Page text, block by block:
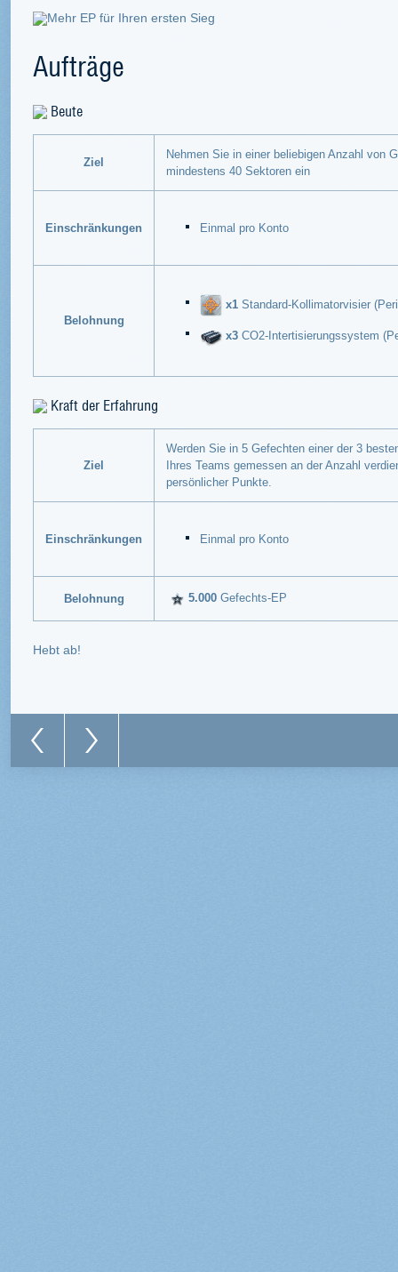
Mehr EP für Ihren ersten Sieg
Aufträge
Beute
Ziel
Nehmen Sie in einer beliebigen Anzahl von
mindestens 40 Sektoren ein
Einschränkungen Einmal pro Konto
Belohnung
x1 Standard-Kollimatorvisier
x3 CO2-Intertisierungssystem
Kraft der Erfahrung
Ziel
Werden Sie in 5 Gefechten einer der 3
Ihres Teams gemessen an der Anzahl
persönlicher Punkte.
Einschränkungen Einmal pro Konto
Belohnung 5.000 Gefechts-EP
Hebt ab!